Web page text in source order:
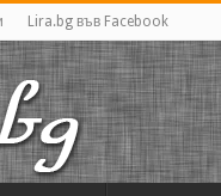
Lira.bg във Facebook